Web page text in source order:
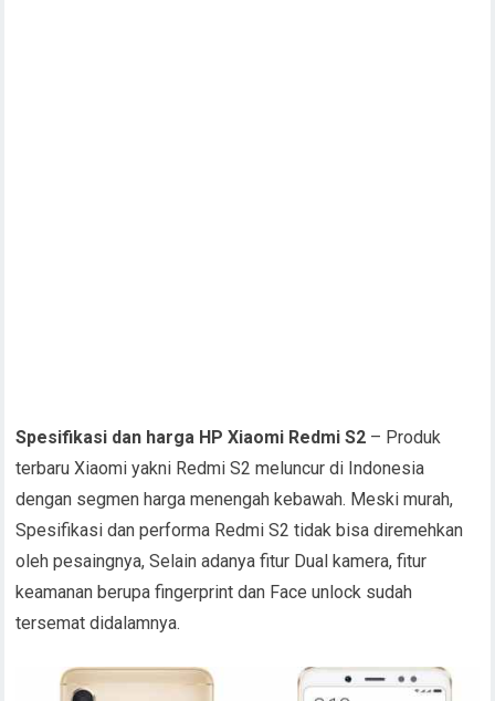
Spesifikasi dan harga HP Xiaomi Redmi S2 – Produk
terbaru Xiaomi yakni Redmi S2 meluncur di Indonesia
dengan segmen harga menengah kebawah. Meski murah,
Spesifikasi dan performa Redmi S2 tidak bisa diremehkan
oleh pesaingnya, Selain adanya fitur Dual kamera, fitur
keamanan berupa fingerprint dan Face unlock sudah
tersemat didalamnya.